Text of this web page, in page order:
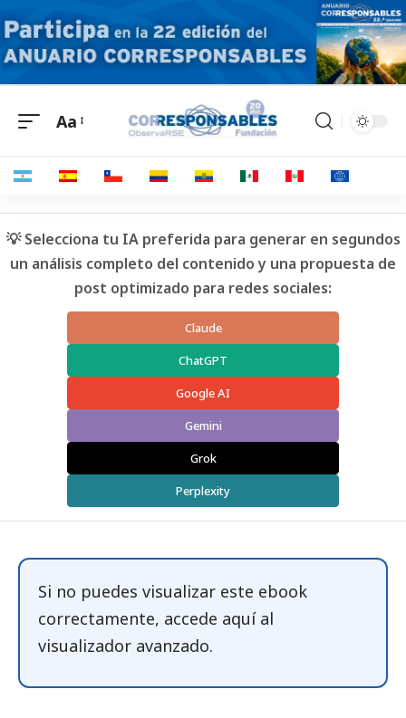
Aa
💡 Selecciona tu IA preferida para generar en segundos
un análisis completo del contenido y una propuesta de
post optimizado para redes sociales:
Claude
ChatGPT
Google AI
Gemini
Grok
Perplexity
Si no puedes visualizar este ebook
correctamente, accede aquíal
visualizador avanzado.